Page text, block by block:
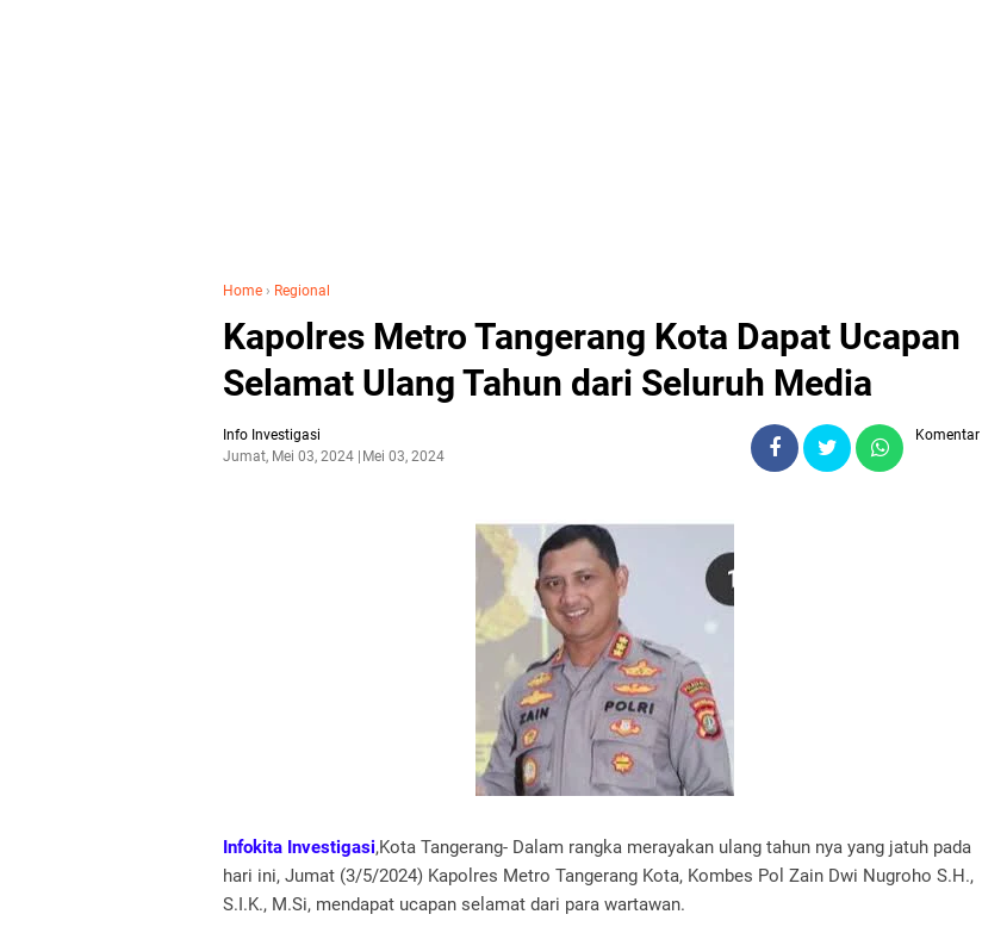
Home › Regional
Kapolres Metro Tangerang Kota Dapat Ucapan
Selamat Ulang Tahun dari Seluruh Media
Info Investigasi
Jumat, Mei 03, 2024
Mei 03, 2024
Komentar
Infokita Investigasi,Kota Tangerang- Dalam rangka merayakan ulang tahun nya yang jatuh pada
hari ini, Jumat (3/5/2024) Kapolres Metro Tangerang Kota, Kombes Pol Zain Dwi Nugroho S.H.,
S.I.K., M.Si, mendapat ucapan selamat dari para wartawan.